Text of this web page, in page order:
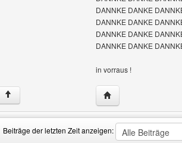
DANNKE DANKE
DANNKE DANKE
DANNKE DANKE
DANNKE DANKE
in vorraus !
↑ Website dieses
Beiträge der letzten Zeit anzeigen: